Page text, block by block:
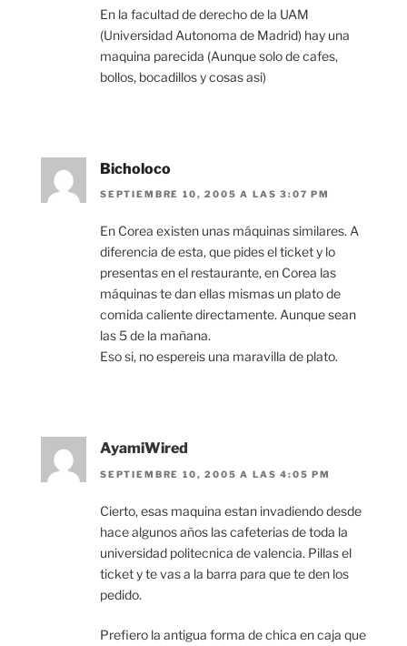
En la facultad de derecho de la UAM
(Universidad Autonoma de Madrid) hay una
maquina parecida (Aunque solo de cafes,
bollos, bocadillos y cosas asi)
Bicholoco
SEPTIEMBRE 10, 2005 A LAS 3:07 PM
En Corea existen unas máquinas similares. A
diferencia de esta, que pides el ticket y lo
presentas en el restaurante, en Corea las
máquinas te dan ellas mismas un plato de
comida caliente directamente. Aunque sean
las 5 de la mañana.
Eso si, no espereis una maravilla de plato.
AyamiWired
SEPTIEMBRE 10, 2005 A LAS 4:05 PM
Cierto, esas maquina estan invadiendo desde
hace algunos años las cafeterias de toda la
universidad politecnica de valencia. Pillas el
ticket y te vas a la barra para que te den los
pedido.
Prefiero la antigua forma de chica en caja que